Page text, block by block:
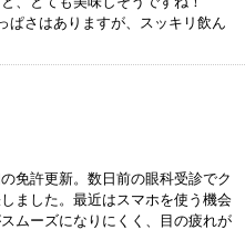
ぱさはありますが、スッキリ飲ん
免許更新。数日前の眼科受診でク
ました。最近はスマホを使う機会
ムーズになりにくく、目の疲れが